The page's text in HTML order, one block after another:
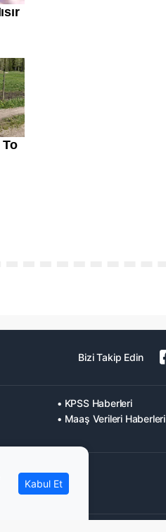
Bizi Takip Edin
• KPSS Haberleri
• Maaş Verileri Haberleri
Kabul Et